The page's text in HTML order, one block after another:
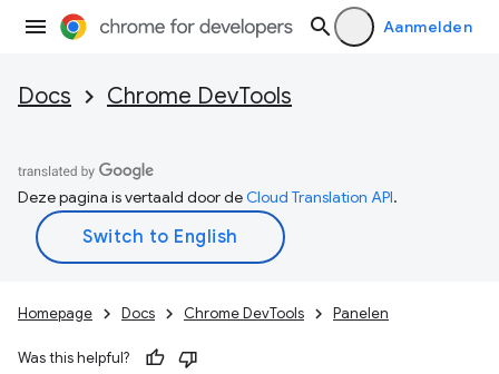
Aanmelden
Docs Chrome DevTools
Deze pagina is vertaald door deCloud Translation API.
Homepage Docs Chrome DevTools Panelen
Was this helpful?